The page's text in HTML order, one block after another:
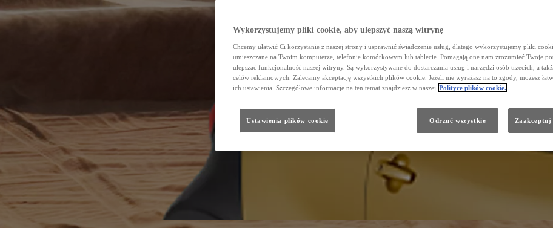
Wykorzystujemy pliki cookie, aby ulepszyć naszą witrynę
Chcemy ułatwić Ci korzystanie z naszej strony i usprawnić świadczenie usług, dlatego wykorzystujemy pliki
umieszczane na Twoim komputerze, telefonie komórkowym lub tablecie. Pomagają one nam zrozumieć Twoje
ulepszać funkcjonalność naszej witryny. Są wykorzystywane do dostarczania usług i narzędzi osób trzecich, a
celów reklamowych. Zalecamy akceptację wszystkich plików cookie. Jeżeli nie wyrażasz na to zgody, możesz
ich ustawienia. Szczegółowe informacje na ten temat znajdziesz w naszej Polityce plików cookie.
Odrzuć wszystkie Zaakceptuj
Ustawienia plików cookie